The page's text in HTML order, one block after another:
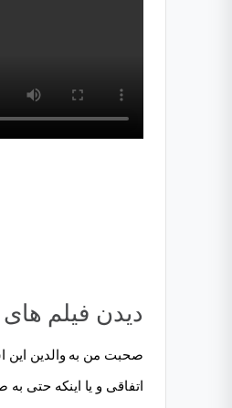
دیدن فیلم
صحبت من به والدین این
اتفاقی و یا اینکه حتی